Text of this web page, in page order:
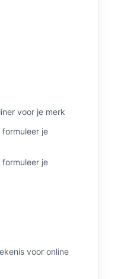
voor je merk
formuleer je
formuleer je
voor online